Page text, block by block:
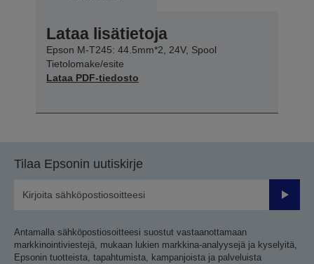
Lataa lisätietoja
Epson M-T245: 44.5mm*2, 24V, Spool
Tietolomake/esite
Lataa PDF-tiedosto
Tilaa Epsonin uutiskirje
Lähetä
Antamalla sähköpostiosoitteesi suostut vastaanottamaan
markkinointiviestejä, mukaan lukien markkina-analyysejä ja kyselyitä,
Epsonin tuotteista, tapahtumista, kampanjoista ja palveluista